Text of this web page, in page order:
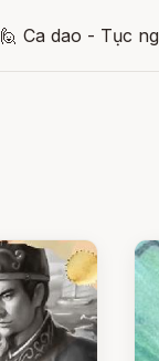
🙋 Ca dao - Tục